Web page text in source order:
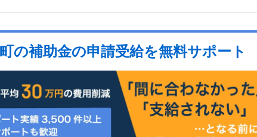
の補助金の申請受給を無料サポート